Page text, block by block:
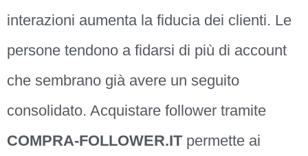
interazioni aumenta la fiducia dei clienti. Le
persone tendono a fidarsi di più di account
che sembrano già avere un seguito
consolidato. Acquistare follower tramite
COMPRA-FOLLOWER.ITpermette ai